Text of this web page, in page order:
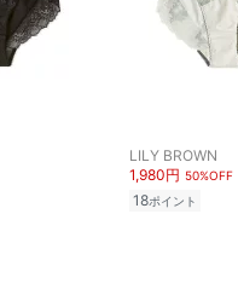
LILY BROWN
1,980円 50%OFF
18ポイント